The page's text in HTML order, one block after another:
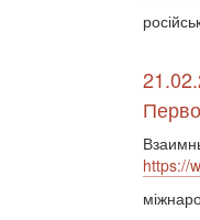
https://